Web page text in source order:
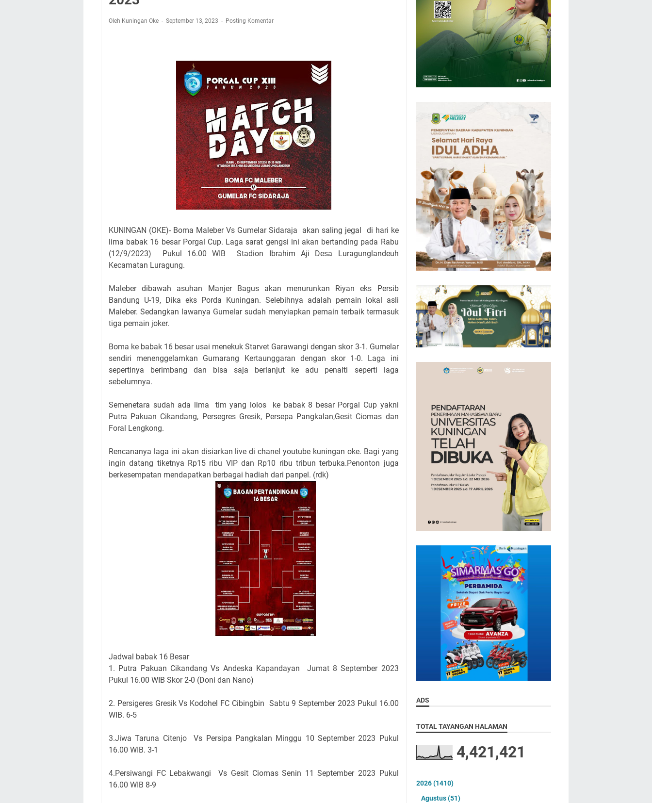
Kamuning Salurakan 12 Ribu Liter
Info Sembako di Pasar Kepuh Kuningan Kamis 6 Agustus 2026, Daging Naik, Telur Turun
Agenda Kegiatan Bupati Kuningan Jumat 7 Agustus 2026 Ada Tiga, Tapi yang Bakal Dihadiri
Hanya Satu
Oleh Kuningan Oke September 13, 2023 Posting Komentar
KUNINGAN (OKE)- Boma Maleber Vs Gumelar Sidaraja akan saling jegal di hari ke
lima babak 16 besar Porgal Cup. Laga sarat gengsi ini akan bertanding pada Rabu
(12/9/2023) Pukul 16.00 WIB
Stadion Ibrahim Aji Desa Luragunglandeuh
Kecamatan Luragung.
Maleber dibawah asuhan Manjer Bagus akan menurunkan Riyan eks Persib
Bandung U-19, Dika eks Porda Kuningan. Selebihnya adalah pemain lokal asli
Maleber. Sedangkan lawanya Gumelar sudah menyiapkan pemain terbaik termasuk
tiga pemain joker.
Boma ke babak 16 besar usai menekuk Starvet Garawangi dengan skor 3-1. Gumelar
sendiri menenggelamkan Gumarang Kertaunggaran dengan skor 1-0. Laga ini
sepertinya berimbang dan bisa saja berlanjut ke adu penalti seperti laga
sebelumnya.
Semenetara sudah ada lima tim yang lolos
ke babak 8 besar Porgal Cup yakni
Putra Pakuan Cikandang, Persegres Gresik, Persepa Pangkalan,Gesit Ciomas dan
Foral Lengkong.
Rencananya laga ini akan disiarkan live di chanel youtube kuningan oke. Bagi yang
ingin datang tiketnya Rp15 ribu VIP dan Rp10 ribu tribun terbuka.Penonton juga
berkesempatan mendapatkan berbagai hadiah dari panpel. (rdk)
Jadwal babak 16 Besar
1. Putra Pakuan Cikandang Vs Andeska Kapandayan Jumat 8 September 2023
Pukul 16.00 WIB Skor 2-0 (Doni dan Nano)
2. Persigeres Gresik Vs Kodohel FC Cibingbin Sabtu 9 September 2023 Pukul 16.00
WIB. 6-5
3.Jiwa Taruna Citenjo Vs Persipa Pangkalan Minggu 10 September 2023 Pukul
16.00 WIB. 3-1
4.Persiwangi FC Lebakwangi Vs Gesit Ciomas Senin 11 September 2023 Pukul
16.00 WIB 8-9
ADS
TOTAL TAYANGAN HALAMAN
4,421,421
2026(1410)
Agustus(51)